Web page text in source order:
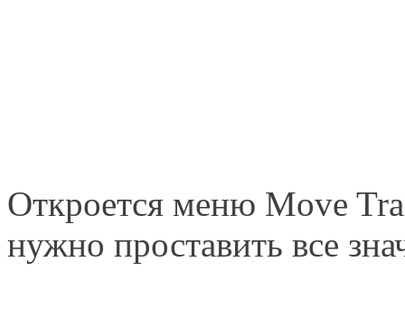
Откроется меню Move
нужно проставить все